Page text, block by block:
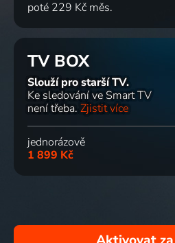
poté 229 Kč měs.
TV BOX
Slouží pro starší TV.
Ke sledování ve Smart TV
není třeba. Zjistit více
jednorázově
1 899 Kč